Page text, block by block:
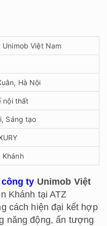
Unimob Việt Nam
Hà Nội
nội thất
Sáng tạo
Khánh
ty Unimob Việt
Khánh tại ATZ
cách hiện đại kết hợp
năng động, ấn tượng